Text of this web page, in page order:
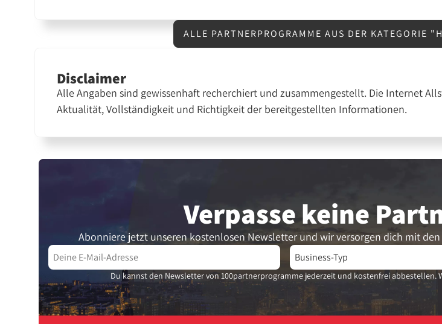
ALLE PARTNERPROGRAMME AUS DER KATEGORIE
Disclaimer
Alle Angaben sind gewissenhaft recherchiert und zusammengestellt. Die Internet
Aktualität, Vollständigkeit und Richtigkeit der bereitgestellten Informationen.
Verpasse keine
Abonniere jetzt unseren kostenlosen Newsletter und wir versorgen dich mit
Du kannst den Newsletter von 100partnerprogramme jederzeit und kostenfrei